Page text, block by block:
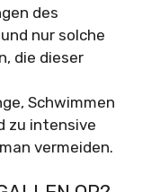
des
nur solche
die dieser
Schwimmen
zu intensive
vermeiden.